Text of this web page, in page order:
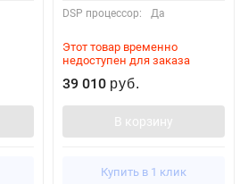
DSP процессор: Да
Этот товар временно
недоступен для заказа
39 010 руб.
В корзину
Купить в 1 клик